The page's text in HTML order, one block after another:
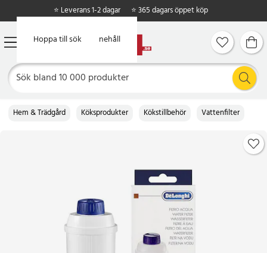
Hoppa till huvudinnehåll
Hoppa till sök
⭐ Leverans 1-2 dagar ⭐ 365 dagars öppet köp
Hem & Trädgård Köksprodukter Kökstillbehör Vattenfilter